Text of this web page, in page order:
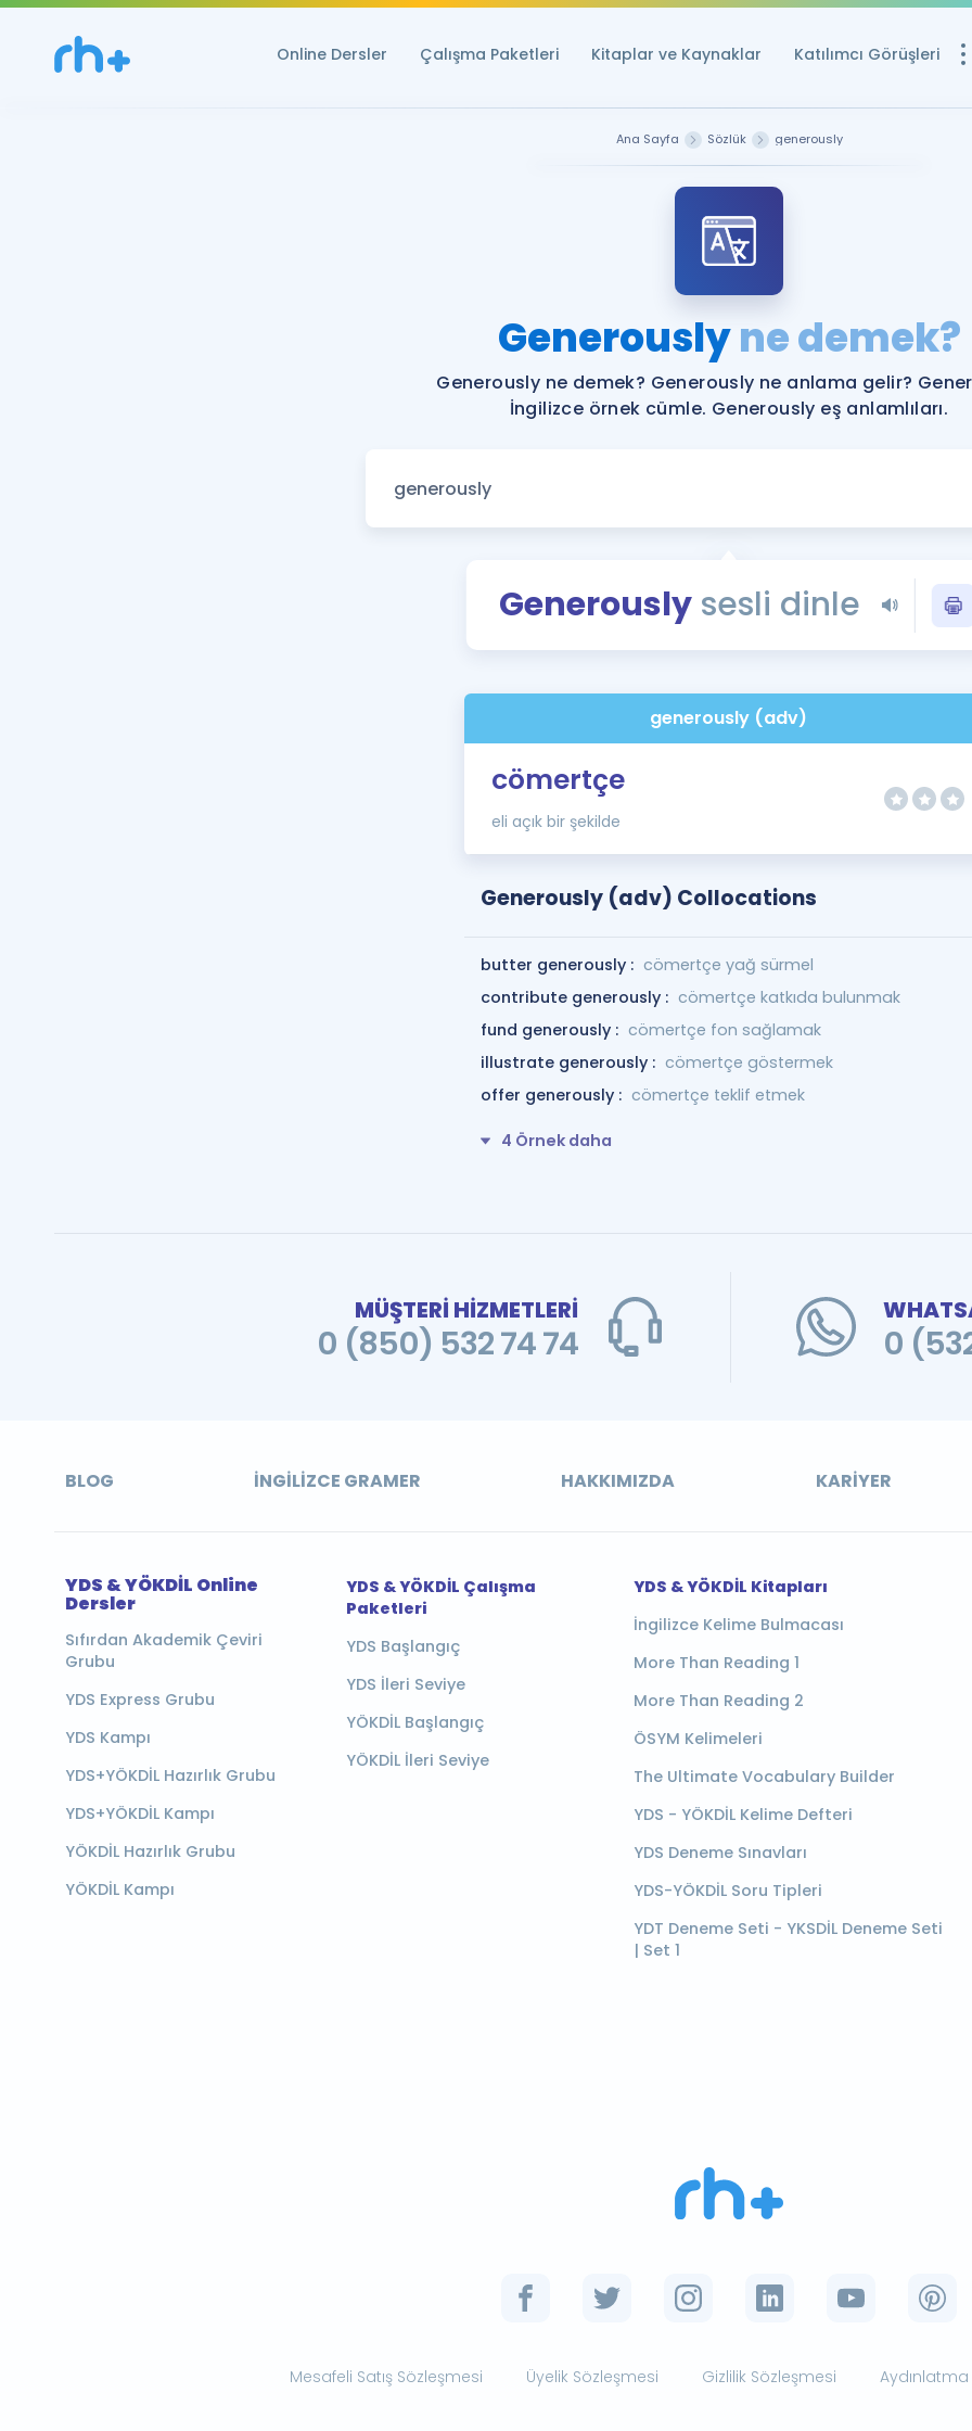
Online Dersler Çalışma Paketleri Kitaplar ve Kaynaklar Katılımcı Görüşleri
Ücretsiz
YDS ve YÖKDİL
YDS ve YÖKDİL'e
Tüm ÖSYM
YDS - YÖKDİL
İngilizce
Ana Sayfa Sözlük generously
Generouslyne demek?
Generously ne demek? Generously ne anlama gelir?
İngilizce örnek cümle. Generously eş anlamlıları.
Generouslysesli dinle
generously (adv)
cömertçe
eli açık bir şekilde
Generously (adv) Collocations
butter generously : cömertçe yağ sürmel
contribute generously : cömertçe katkıda bulunmak
fund generously : cömertçe fon sağlamak
illustrate generously : cömertçe göstermek
offer generously : cömertçe teklif etmek
4 Örnek daha
MÜŞTERİ HİZMETLERİ
0 (850) 532 74 74 0
BLOG İNGILIZCE GRAMER HAKKIMIZDA KARIYER
YDS & YÖKDİL Online
Dersler
Sıfırdan Akademik Çeviri
Grubu
YDS Express Grubu
YDS Kampı
YDS+YÖKDİL Hazırlık Grubu
YDS+YÖKDİL Kampı
YÖKDİL Hazırlık Grubu
YÖKDİL Kampı
YDS & YÖKDİL Çalışma
Paketleri
YDS Başlangıç
YDS İleri Seviye
YÖKDİL Başlangıç
YÖKDİL İleri Seviye
YDS & YÖKDİL Kitapları
İngilizce Kelime Bulmacası
More Than Reading 1
More Than Reading 2
ÖSYM Kelimeleri
The Ultimate Vocabulary Builder
YDS - YÖKDİL Kelime Defteri
YDS Deneme Sınavları
YDS-YÖKDİL Soru Tipleri
YDT Deneme Seti - YKSDİL Deneme Seti
| Set 1
Mesafeli Satış Sözleşmesi Üyelik Sözleşmesi Gizlilik Sözleşmesi